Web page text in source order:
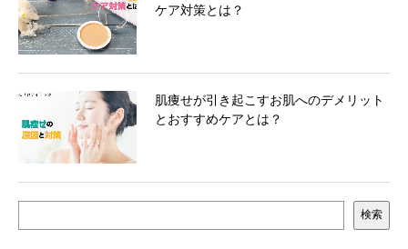
ケア対策とは？
肌痩せが引き起こすお肌へのデメリット
とおすすめケアとは？
検索